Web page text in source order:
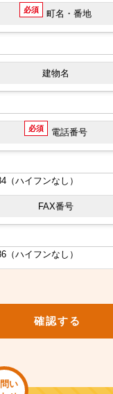
必須 町名・番地
建物名
必須 電話番号
（ハイフンなし）
FAX番号
（ハイフンなし）
確認する
い